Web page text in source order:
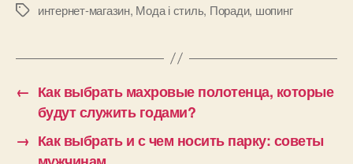
Позначкиинтернет-магазин, Мода і стиль, Поради, шопинг
← Как выбрать махровые полотенца, которые
будут служить годами?
→ Как выбрать и с чем носить парку: советы